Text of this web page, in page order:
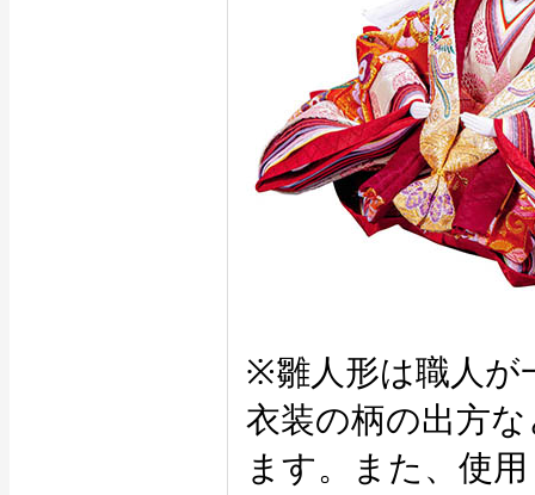
※雛人形は職人が
衣装の柄の出方
ます。また、使